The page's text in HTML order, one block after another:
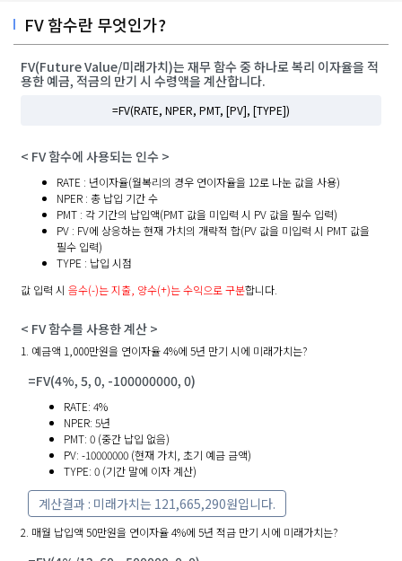
FV 함수란 무엇인가?
FV(Future Value/미래가치)는 재무 함수 중 하나로 복리 이자율을 적
용한 예금, 적금의 만기 시 수령액을 계산합니다.
=FV(RATE, NPER, PMT, [PV], [TYPE])
< FV 함수에 사용되는 인수 >
RATE : 년이자율(월복리의 경우 연이자율을 12로 나눈 값을 사용)
NPER : 총 납입 기간 수
PMT : 각 기간의 납입액(PMT 값을 미입력 시 PV 값을 필수 입력)
PV : FV에 상응하는 현재 가치의 개략적 합(PV 값을 미입력 시 PMT 값을
필수 입력)
TYPE : 납입 시점
값 입력 시 음수(-)는 지출, 양수(+)는 수익으로 구분합니다.
< FV 함수를 사용한 계산 >
1. 예금액 1,000만원을 연이자율 4%에 5년 만기 시에 미래가치는?
=FV(4%, 5, 0, -100000000, 0)
RATE: 4%
NPER: 5년
PMT: 0 (중간 납입 없음)
PV: -10000000 (현재 가치, 초기 예금 금액)
TYPE: 0 (기간 말에 이자 계산)
계산결과 : 미래가치는 121,665,290원입니다.
2. 매월 납입액 50만원을 연이자율 4%에 5년 적금 만기 시에 미래가치는?